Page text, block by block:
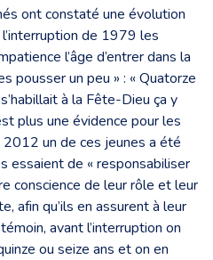
ont constaté une évolution
de 1979 les
l’âge d’entrer dans la
pousser un peu » : « Quatorze
à la Fête-Dieu ça y
plus une évidence pour les
2012 un de ces jeunes a été
essaient de « responsabiliser
conscience de leur rôle et leur
afin qu’ils en assurent à leur
avant l’interruption on
ou seize ans et on en